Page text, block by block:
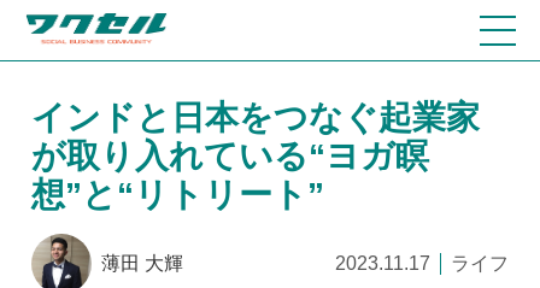
インドと日本をつなぐ起業家
が取り入れている“ヨガ瞑
想”と“リトリート”
薄田 大輝 2023.11.17 ライフ